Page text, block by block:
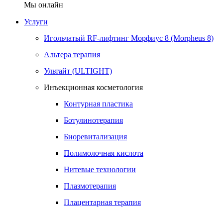
Мы онлайн
Услуги
Игольчатый RF-лифтинг Морфиус 8 (Morpheus 8)
Альтера терапия
Ультайт (ULTIGHT)
Инъекционная косметология
Контурная пластика
Ботулинотерапия
Биоревитализация
Полимолочная кислота
Нитевые технологии
Плазмотерапия
Плацентарная терапия